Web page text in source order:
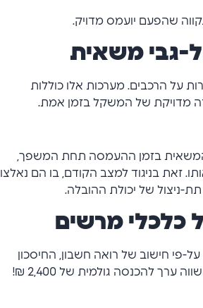
שהפעם יועמס מדויק.
גבי משאית
על הרכבים. מערכות אלו כוללות
מדויקת של המשקל בזמן אמת.
המשאית בזמן ההעמסה תחת המשפך,
זאת בניגוד למצב הקודם, בו הם נאלצו
ניצול של יכולת ההובלה.
כלכלי מרשים
חישוב של רואה חשבון, החיסכון